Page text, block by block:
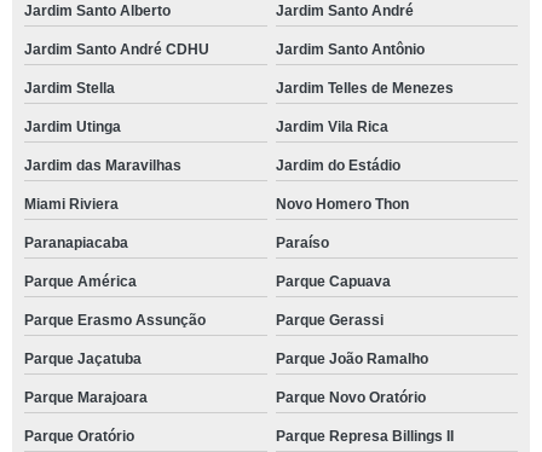
Jardim Santo Alberto Jardim Santo André
Jardim Santo André CDHU Jardim Santo Antônio
Jardim Stella Jardim Telles de Menezes
Jardim Utinga Jardim Vila Rica
Jardim das Maravilhas Jardim do Estádio
Miami Riviera Novo Homero Thon
Paranapiacaba Paraíso
Parque América Parque Capuava
Parque Erasmo Assunção Parque Gerassi
Parque Jaçatuba Parque João Ramalho
Parque Marajoara Parque Novo Oratório
Parque Oratório Parque Represa Billings II